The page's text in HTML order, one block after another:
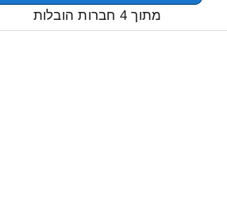
מתוך 4 חברות הובלות